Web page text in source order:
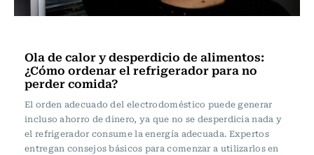
Ola de calor y desperdicio de alimentos:
¿Cómo ordenar el refrigerador para no
perder comida?
El orden adecuado del electrodoméstico puede generar
incluso ahorro de dinero, ya que no se desperdicia nada y
el refrigerador consume la energía adecuada. Expertos
entregan consejos básicos para comenzar a utilizarlos en